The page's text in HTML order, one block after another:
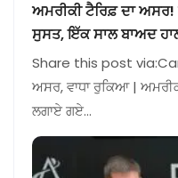
ਅਮਰੀਕੀ ਟੈਰਿਫ਼ ਦਾ
ਸੁਸਤ, ਇੱਕ ਸਾਲ ਬਾਅਦ
Share this post
ਅਸਰ, ਵਾਧਾ ਰੁਕਿਆ |
ਲਗਾਏ ਗਏ…